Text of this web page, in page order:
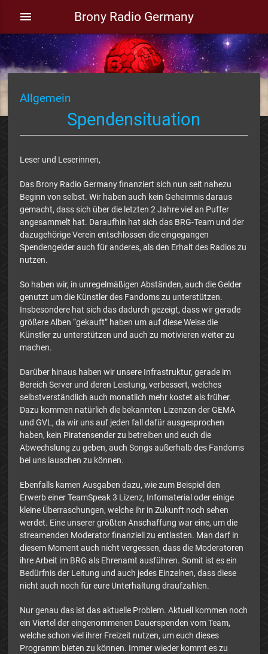
Brony Radio Germany
menu
Allgemein
Spendensituation
Leser und Leserinnen,
Das Brony Radio Germany finanziert sich nun seit nahezu
Beginn von selbst. Wir haben auch kein Geheimnis daraus
gemacht, dass sich über die letzten 2 Jahre viel an Puffer
angesammelt hat. Daraufhin hat sich das BRG-Team und der
dazugehörige Verein entschlossen die eingegangen
Spendengelder auch für anderes, als den Erhalt des Radios zu
nutzen.
So haben wir, in unregelmäßigen Abständen, auch die Gelder
genutzt um die Künstler des Fandoms zu unterstützen.
Insbesondere hat sich das dadurch gezeigt, dass wir gerade
größere Alben “gekauft” haben um auf diese Weise die
Künstler zu unterstützen und auch zu motivieren weiter zu
machen.
Darüber hinaus haben wir unsere Infrastruktur, gerade im
Bereich Server und deren Leistung, verbessert, welches
selbstverständlich auch monatlich mehr kostet als früher.
Dazu kommen natürlich die bekannten Lizenzen der GEMA
und GVL, da wir uns auf jeden fall dafür ausgesprochen
haben, kein Piratensender zu betreiben und euch die
Abwechslung zu geben, auch Songs außerhalb des Fandoms
bei uns lauschen zu können.
Ebenfalls kamen Ausgaben dazu, wie zum Beispiel den
Erwerb einer TeamSpeak 3 Lizenz, Infomaterial oder einige
kleine Überraschungen, welche ihr in Zukunft noch sehen
werdet. Eine unserer größten Anschaffung war eine, um die
streamenden Moderator finanziell zu entlasten. Man darf in
diesem Moment auch nicht vergessen, dass die Moderatoren
ihre Arbeit im BRG als Ehrenamt ausführen. Somit ist es ein
Bedürfnis der Leitung und auch jedes Einzelnen, dass diese
nicht auch noch für eure Unterhaltung draufzahlen.
Nur genau das ist das aktuelle Problem. Aktuell kommen noch
ein Viertel der eingenommenen Dauerspenden vom Team,
welche schon viel ihrer Freizeit nutzen, um euch dieses
Programm bieten zu können. Immer wieder kommt es zu